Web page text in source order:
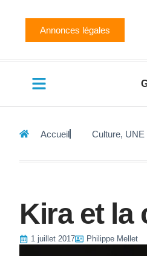
Annonces légales
Accueil Culture, UNE
Kira et la
1 juillet 2017 Philippe Mellet